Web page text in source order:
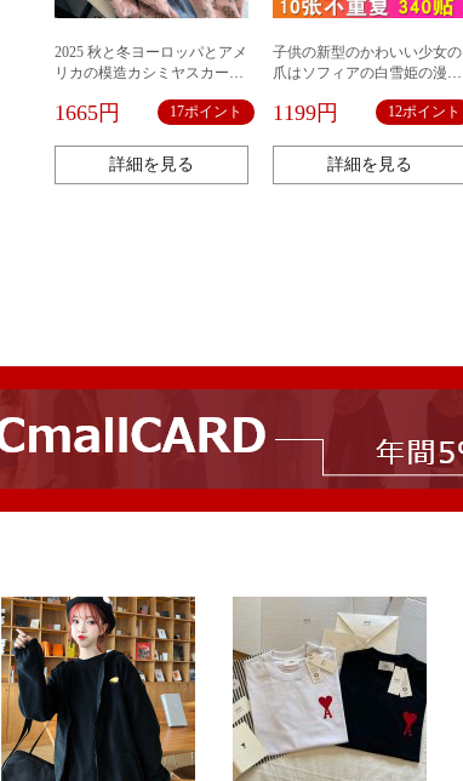
2025 秋と冬ヨーロッパとアメ
リカの模造カシミヤスカーフ
ーショール両面暖かいスカー
1665円 17ポイント
詳細を見る
子供の新型のかわいい少女の
爪はソフィアの白雪姫の漫画
ります。
1199円 12ポイント
詳細を見る